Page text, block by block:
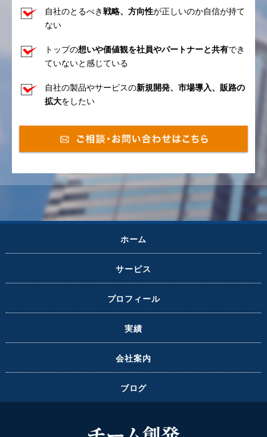
自社のとるべき戦略、方向性が正しいのか自信が持て
ない
トップの想いや価値観を社員やパートナーと共有でき
ていないと感じている
自社の製品やサービスの新規開発、市場導入、販路の
拡大をしたい
ホーム
サービス
プロフィール
実績
会社案内
ブログ